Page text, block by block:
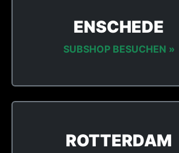
ENSCHEDE
SUBSHOP BESUCHEN »
ROTTERDAM